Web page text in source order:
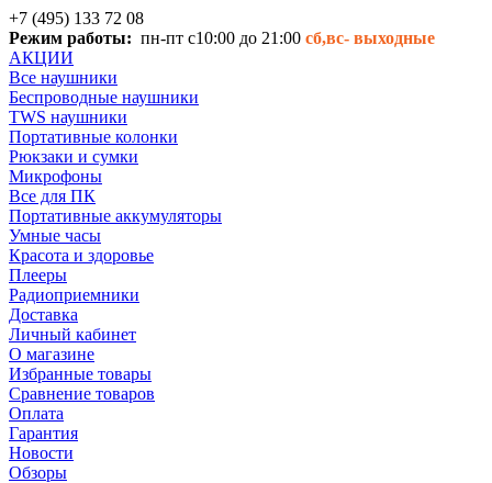
+7 (495) 133 72 08
Режим работы: пн-пт с10:00 до 21:00 сб,вс- выходные
АКЦИИ
Все наушники
Беспроводные наушники
TWS наушники
Портативные колонки
Рюкзаки и сумки
Микрофоны
Все для ПК
Портативные аккумуляторы
Умные часы
Красота и здоровье
Плееры
Радиоприемники
Доставка
Личный кабинет
О магазине
Избранные товары
Сравнение товаров
Оплата
Гарантия
Новости
Обзоры